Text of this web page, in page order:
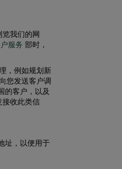
我们的网
服务 部时，
，例如规划新
您发送客户调
的客户，以及
接收此类信
址，以便用于